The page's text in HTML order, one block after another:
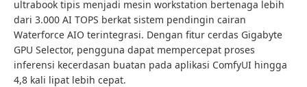
ultrabook tipis menjadi mesin workstation bertenaga lebih
dari 3.000 AI TOPS berkat sistem pendingin cairan
Waterforce AIO terintegrasi. Dengan fitur cerdas Gigabyte
GPU Selector, pengguna dapat mempercepat proses
inferensi kecerdasan buatan pada aplikasi ComfyUI hingga
4,8 kali lipat lebih cepat.